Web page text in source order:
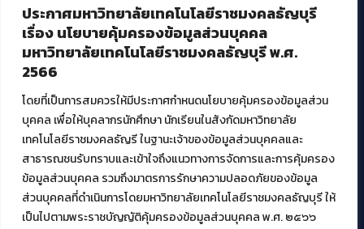
ประกาศมหาวิทยาลัยเทคโนโลยีราชมงคลธัญบุรี
เรื่อง นโยบายคุ้มครองข้อมูลส่วนบุคคล
มหาวิทยาลัยเทคโนโลยีราชมงคลธัญบุรี พ.ศ.
2566
โดยที่เป็นการสมควรให้มีประกาศกำหนดนโยบายคุ้มครองข้อมูลส่วน
บุคคล เพื่อให้บุคลากรนักศึกษา นักเรียนในสังกัดมหาวิทยาลัย
เทคโนโลยีราชมงคลธัญรี ในฐานะเจ้าของข้อมูลส่วนบุคคลและ
สาธารณชนรับทราบและเข้าใจถึงแนวทางการจัดการและการคุ้มครอง
ข้อมูลส่วนบุคคล รวมถึงมาตรการรักษาความปลอดภัยของข้อมูล
ส่วนบุคคลที่ดำเนินการโดยมหาวิทยาลัยเทคโนโลยีราชมงคลธัญบุรี ให้
เป็นไปตามพระราชบัญญัติคุ้มครองข้อมูลส่วนบุคคล พ.ศ. ๒๕๖๖
ศูนย์สื่อดิจิทัล
ศูนย์นวัตกรรมและความรู้
ศูนย์พัฒนาและบริการนวัตกรรมดิจิทัล
สมัยใหม่ (MoSeC)
งานบริการวิชาการให้กับหน่วยงานภายนอก
โครงการส่งเสริมและพัฒนาผู้ประกอบการ SME โดย. มทร.ธัญบุรี
กิจกรรมการเชื่อมโยงเครือข่ายผู้ให้บริการเครื่องจักรกลทางการ
เกษตร ภายใต้โครงการส่งเสริมการรแปรรูปสินค้าเกษตรระดับชุมชน
กรมส่งเสริมอุตสาหกรรม